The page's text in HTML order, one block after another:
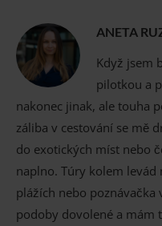
ANETA
Když jsem
pilotkou a
nakonec jinak, ale touha
záliba v cestování se mě
do exotických míst nebo
naplno. Túry kolem levád
plážích nebo
podoby dovolené a mám